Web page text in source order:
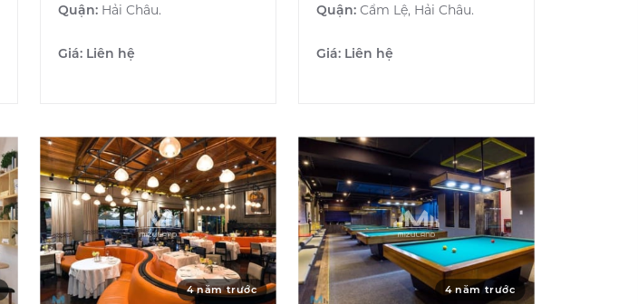
Quận: Hải Châu.
Giá: Liên hệ
Quận: Cẩm Lệ, Hải Châu.
Giá: Liên hệ
4 năm trước 4 năm trước